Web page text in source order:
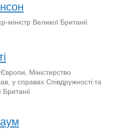
міністр Великої Британії
Міністерство
у справах Співдружності та
Британії